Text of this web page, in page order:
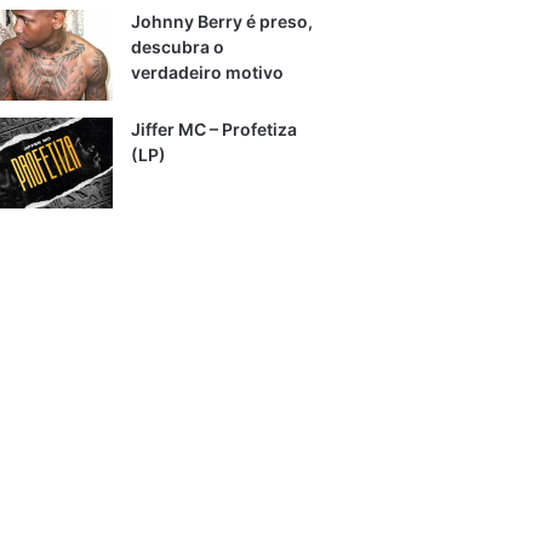
Johnny Berry é preso,
descubra o
verdadeiro motivo
Jiffer MC – Profetiza
(LP)